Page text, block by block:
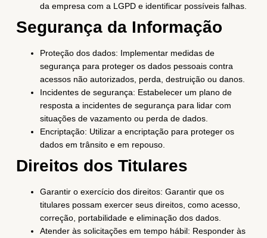
da empresa com a LGPD e identificar possíveis falhas.
Segurança da Informação
Proteção dos dados: Implementar medidas de
segurança para proteger os dados pessoais contra
acessos não autorizados, perda, destruição ou danos.
Incidentes de segurança: Estabelecer um plano de
resposta a incidentes de segurança para lidar com
situações de vazamento ou perda de dados.
Encriptação: Utilizar a encriptação para proteger os
dados em trânsito e em repouso.
Direitos dos Titulares
Garantir o exercício dos direitos: Garantir que os
titulares possam exercer seus direitos, como acesso,
correção, portabilidade e eliminação dos dados.
Atender às solicitações em tempo hábil: Responder às